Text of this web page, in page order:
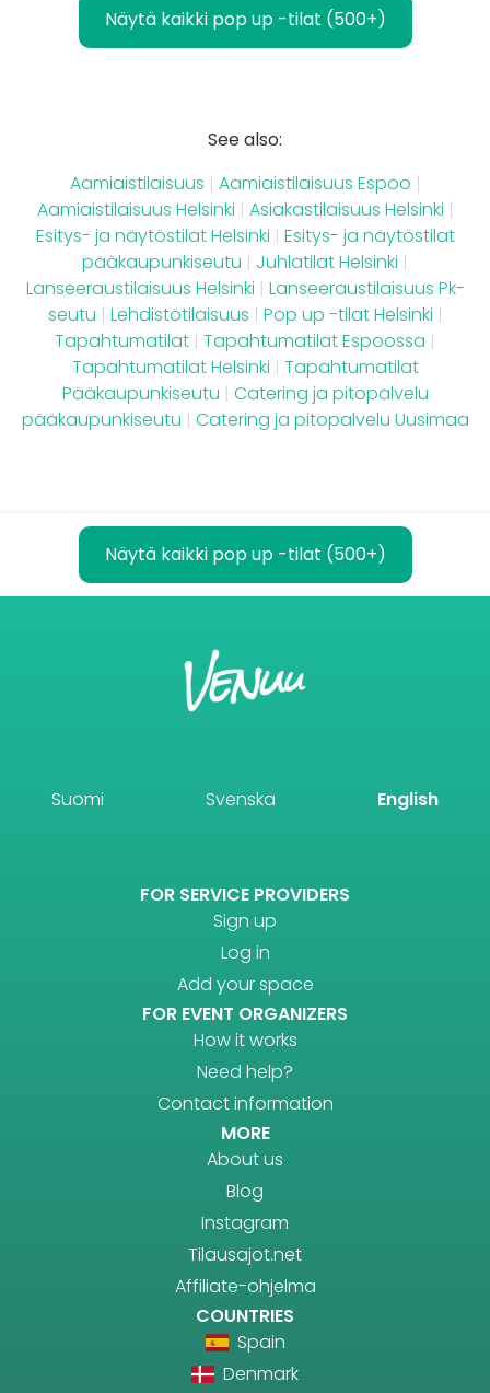
Näytä kaikki pop up -tilat (500+)
See also:
Aamiaistilaisuus | Aamiaistilaisuus Espoo |
Aamiaistilaisuus Helsinki | Asiakastilaisuus Helsinki |
Esitys- ja näytöstilat Helsinki | Esitys- ja näytöstilat
pääkaupunkiseutu | Juhlatilat Helsinki |
Lanseeraustilaisuus Helsinki | Lanseeraustilaisuus Pk-
seutu | Lehdistötilaisuus | Pop up -tilat Helsinki |
Tapahtumatilat | Tapahtumatilat Espoossa |
Tapahtumatilat Helsinki | Tapahtumatilat
Pääkaupunkiseutu | Catering ja pitopalvelu
pääkaupunkiseutu | Catering ja pitopalvelu Uusimaa
Näytä kaikki pop up -tilat (500+)
Suomi Svenska English
FOR SERVICE PROVIDERS
Sign up
Log in
Add your space
FOR EVENT ORGANIZERS
How it works
Need help?
Contact information
MORE
About us
Blog
Instagram
Tilausajot.net
Affiliate-ohjelma
COUNTRIES
Spain
Denmark